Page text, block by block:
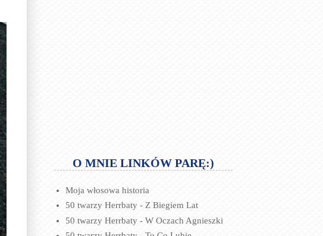
O MNIE LINKÓW PARĘ:)
Moja włosowa historia
50 twarzy Herrbaty - Z Biegiem Lat
50 twarzy Herrbaty - W Oczach Agnieszki